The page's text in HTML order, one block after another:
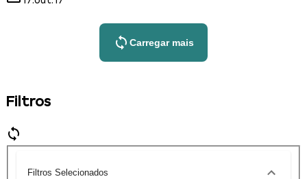
Carregar mais
Filtros
Filtros Selecionados